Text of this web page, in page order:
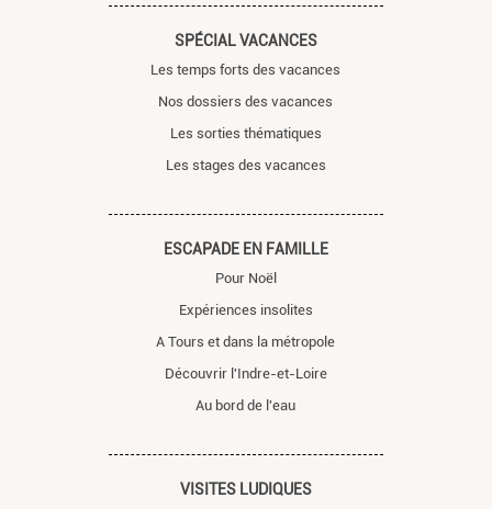
SPÉCIAL VACANCES
Les temps forts des vacances
Nos dossiers des vacances
Les sorties thématiques
Les stages des vacances
ESCAPADE EN FAMILLE
Pour Noël
Expériences insolites
A Tours et dans la métropole
Découvrir l'Indre-et-Loire
Au bord de l'eau
VISITES LUDIQUES